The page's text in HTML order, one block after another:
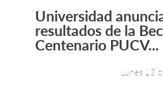
Universidad
resultados de la
Centenario PUCV...
Lunes 13